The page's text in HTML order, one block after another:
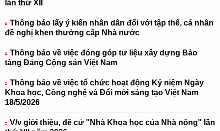
lần thứ XII
Thông báo lấy ý kiến nhân dân đối với tập thể, cá nhân
đề nghị khen thưởng cấp Nhà nước
Thông báo về việc đóng góp tư liệu xây dựng Bảo
tàng Đảng Cộng sản Việt Nam
Thông báo về việc tổ chức hoạt động Kỷ niệm Ngày
Khoa học, Công nghệ và Đổi mới sáng tạo Việt Nam
18/5/2026
V/v giới thiệu, đề cử "Nhà Khoa học của Nhà nông" lần